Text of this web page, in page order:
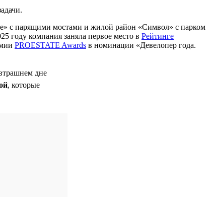
с парящими мостами и жилой район «Символ» с парком
году компания заняла первое место в Рейтинге
PROESTATE Awards в номинации «Девелопер года.
дне
, которые